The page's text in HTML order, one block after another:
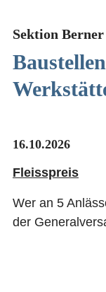
KARRIERE
SHOP
Sektion
16.10.2026
Fleisspreis
Wer an 5
der